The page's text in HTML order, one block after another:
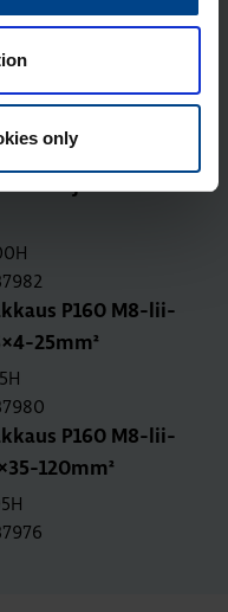
only
ul­ko­puo­li­nen
1×35-120mm²
P160 3-
P160 M8-lii­
25mm²
P160 M8-lii­
120mm²